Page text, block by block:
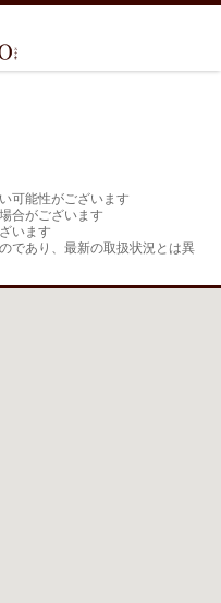
可能性がございます
合がございます
います
であり、最新の取扱状況とは異